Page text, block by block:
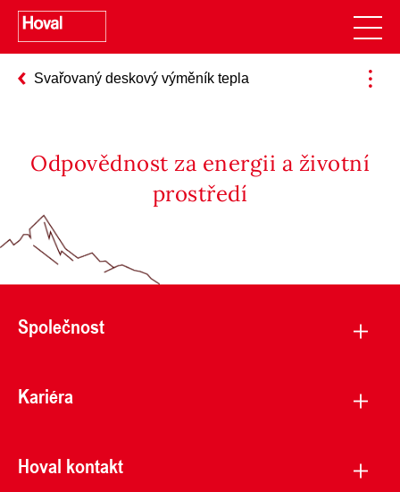
Svařovaný deskový výměník tepla
Odpovědnost za energii a životní
prostředí
Společnost
Kariéra
Hoval kontakt